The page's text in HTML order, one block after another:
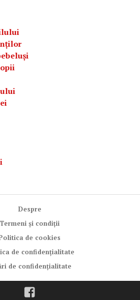
Despre
Termeni și condiții
de cookies
de confidențialitate
de confidențialitate